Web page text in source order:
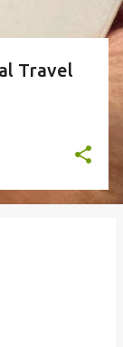
Travel